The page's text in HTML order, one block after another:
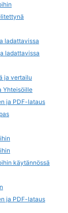
ladattavissa
ladattavissa
ja vertailu
Yhteisöille
ja PDF-lataus
käytännössä
ja PDF-lataus